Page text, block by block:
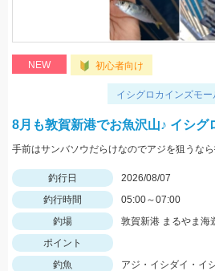
NEW 初心者向け
イシグロカインズモ
8月も敦賀新港でお魚沢山♪ イシグ
手前はサンバソウだらけなのでアジを狙うな
釣行日
2026/08/07
釣行時間
05:00～07:00
釣場
敦賀新港 まるやま海
ポイント
釣魚
アジ・イシダイ・イ